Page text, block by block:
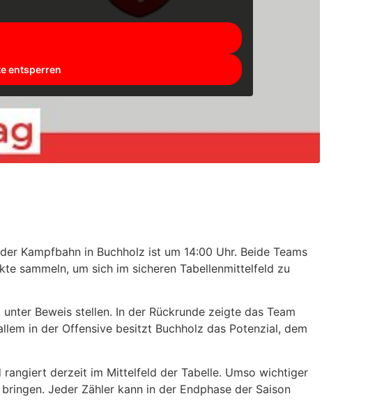
entsperren
Kampfbahn in Buchholz ist um 14:00 Uhr. Beide Teams
sammeln, um sich im sicheren Tabellenmittelfeld zu
Beweis stellen. In der Rückrunde zeigte das Team
in der Offensive besitzt Buchholz das Potenzial, dem
rangiert derzeit im Mittelfeld der Tabelle. Umso wichtiger
Jeder Zähler kann in der Endphase der Saison